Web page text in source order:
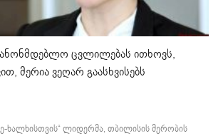
ცვლილებას ითხოვს,
მერია ვეღარ გაასხვისებს
ხალხისთვის“ ლიდერმა, თბილისის მერობის